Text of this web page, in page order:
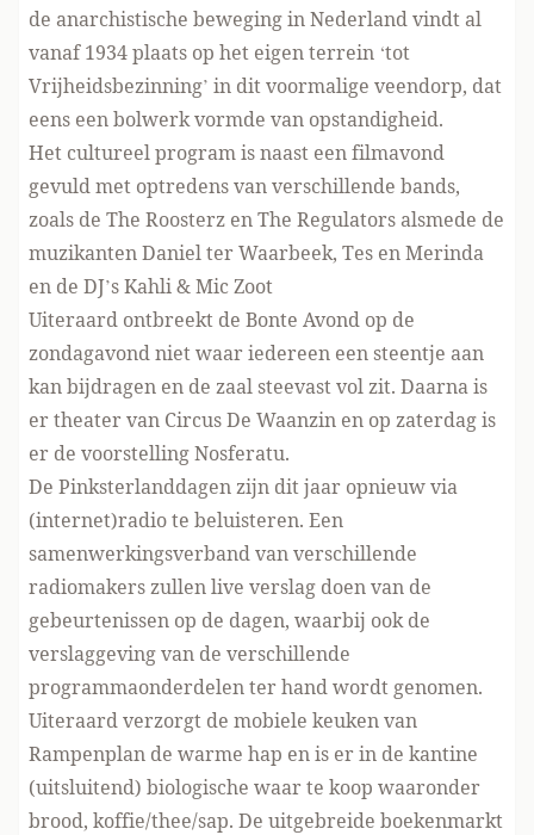
de anarchistische beweging in Nederland vindt al
vanaf 1934 plaats op het eigen terrein ‘tot
Vrijheidsbezinning’ in dit voormalige veendorp, dat
eens een bolwerk vormde van opstandigheid.
Het cultureel program is naast een filmavond
gevuld met optredens van verschillende bands,
zoals de The Roosterz en The Regulators alsmede de
muzikanten Daniel ter Waarbeek, Tes en Merinda
en de DJ’s Kahli & Mic Zoot
Uiteraard ontbreekt de Bonte Avond op de
zondagavond niet waar iedereen een steentje aan
kan bijdragen en de zaal steevast vol zit. Daarna is
er theater van Circus De Waanzin en op zaterdag is
er de voorstelling Nosferatu.
De Pinksterlanddagen zijn dit jaar opnieuw via
(internet)radio te beluisteren. Een
samenwerkingsverband van verschillende
radiomakers zullen live verslag doen van de
gebeurtenissen op de dagen, waarbij ook de
verslaggeving van de verschillende
programmaonderdelen ter hand wordt genomen.
Uiteraard verzorgt de mobiele keuken van
Rampenplan de warme hap en is er in de kantine
(uitsluitend) biologische waar te koop waaronder
brood, koffie/thee/sap. De uitgebreide boekenmarkt